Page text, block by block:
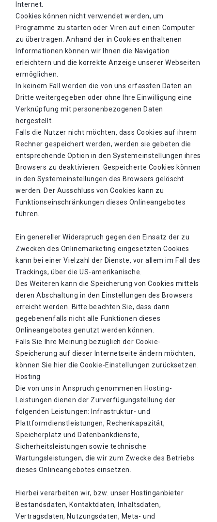
Internet.
Cookies können nicht verwendet werden, um
Programme zu starten oder Viren auf einen Computer
zu übertragen. Anhand der in Cookies enthaltenen
Informationen können wir Ihnen die Navigation
erleichtern und die korrekte Anzeige unserer Webseiten
ermöglichen.
In keinem Fall werden die von uns erfassten Daten an
Dritte weitergegeben oder ohne Ihre Einwilligung eine
Verknüpfung mit personenbezogenen Daten
hergestellt.
Falls die Nutzer nicht möchten, dass Cookies auf ihrem
Rechner gespeichert werden, werden sie gebeten die
entsprechende Option in den Systemeinstellungen ihres
Browsers zu deaktivieren. Gespeicherte Cookies können
in den Systemeinstellungen des Browsers gelöscht
werden. Der Ausschluss von Cookies kann zu
Funktionseinschränkungen dieses Onlineangebotes
führen.
Ein genereller Widerspruch gegen den Einsatz der zu
Zwecken des Onlinemarketing eingesetzten Cookies
kann bei einer Vielzahl der Dienste, vor allem im Fall des
Trackings, über die US-amerikanische.
Des Weiteren kann die Speicherung von Cookies mittels
deren Abschaltung in den Einstellungen des Browsers
erreicht werden. Bitte beachten Sie, dass dann
gegebenenfalls nicht alle Funktionen dieses
Onlineangebotes genutzt werden können.
Falls Sie Ihre Meinung bezüglich der Cookie-
Speicherung auf dieser Internetseite ändern möchten,
können Sie hier die Cookie-Einstellungen zurücksetzen.
Hosting
Die von uns in Anspruch genommenen Hosting-
Leistungen dienen der Zurverfügungstellung der
folgenden Leistungen: Infrastruktur- und
Plattformdienstleistungen, Rechenkapazität,
Speicherplatz und Datenbankdienste,
Sicherheitsleistungen sowie technische
Wartungsleistungen, die wir zum Zwecke des Betriebs
dieses Onlineangebotes einsetzen.
Hierbei verarbeiten wir, bzw. unser Hostinganbieter
Bestandsdaten, Kontaktdaten, Inhaltsdaten,
Vertragsdaten, Nutzungsdaten, Meta- und